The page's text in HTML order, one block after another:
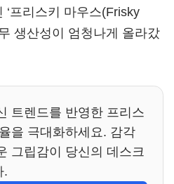
프리스키 마우스(Frisky
생산성이 엄청나게 올라갔
트렌드를 반영한 프리스
을 극대화하세요. 감각
그립감이 당신의 데스크
.